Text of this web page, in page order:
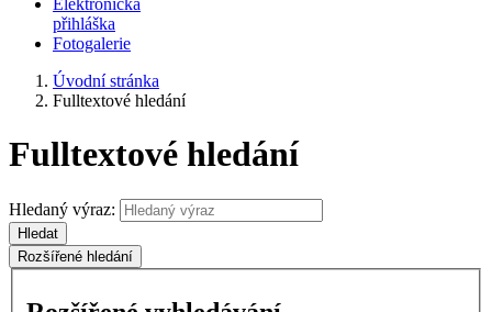
Elektronická
přihláška
Fotogalerie
Úvodní stránka
Fulltextové hledání
Fulltextové hledání
Hledaný výraz:
Hledat
Rozšířené hledání